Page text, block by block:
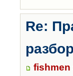
Re:
fishmen